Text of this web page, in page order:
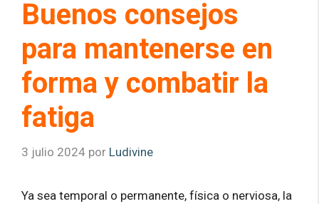
Buenos consejos
para mantenerse en
forma y combatir la
fatiga
3 julio 2024 por Ludivine
Ya sea temporal o permanente, física o nerviosa, la